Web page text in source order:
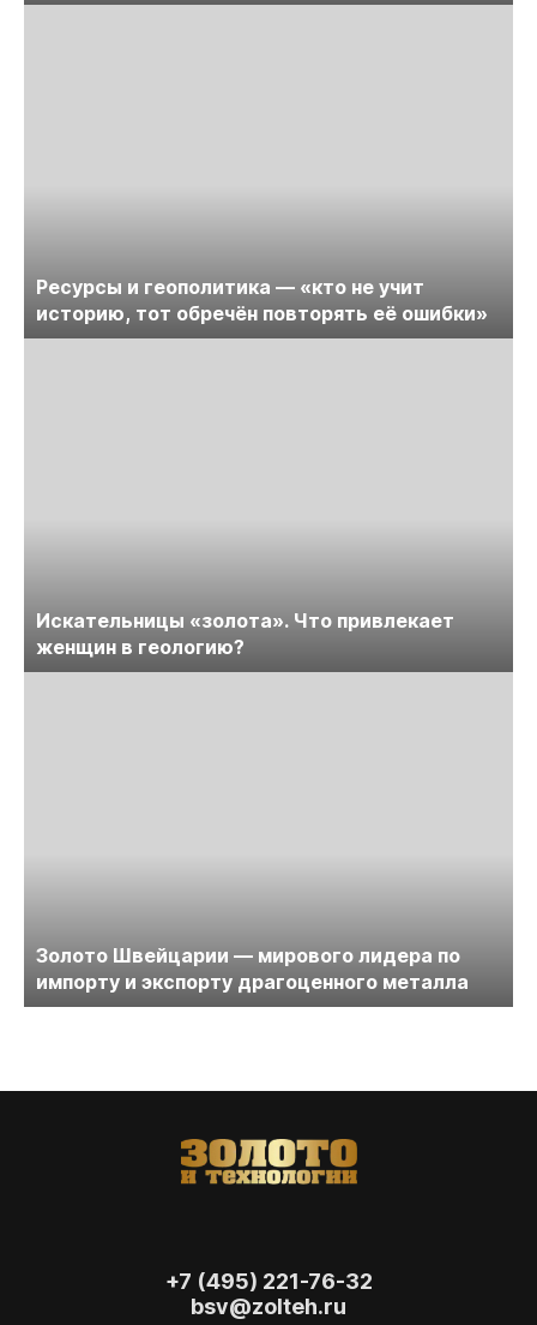
Ресурсы и геополитика — «кто не учит
историю, тот обречён повторять её ошибки»
Искательницы «золота». Что привлекает
женщин в геологию?
Золото Швейцарии — мирового лидера по
импорту и экспорту драгоценного металла
+7 (495) 221-76-32
bsv@zolteh.ru